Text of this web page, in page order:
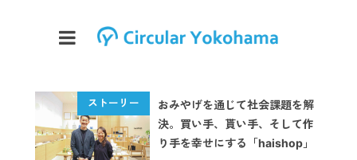
おみやげを通じて社会課題を解
決。買い手、貰い手、そして作
り手を幸せにする「haishop」